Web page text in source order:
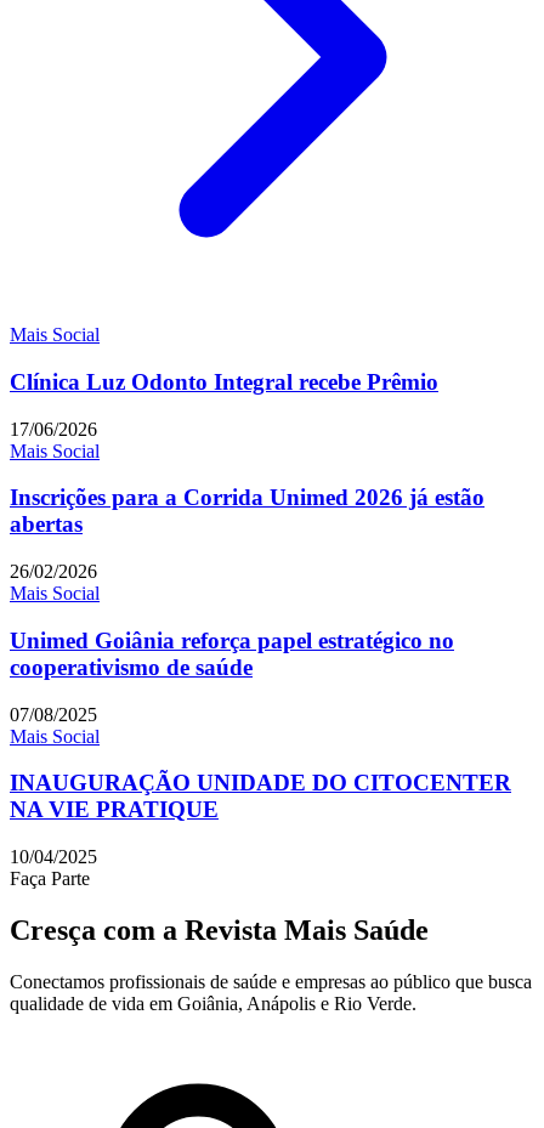
Mais Social
Clínica Luz Odonto Integral recebe Prêmio
17/06/2026
Mais Social
Inscrições para a Corrida Unimed 2026 já estão
abertas
26/02/2026
Mais Social
Unimed Goiânia reforça papel estratégico no
cooperativismo de saúde
07/08/2025
Mais Social
INAUGURAÇÃO UNIDADE DO CITOCENTER
NA VIE PRATIQUE
10/04/2025
Faça Parte
Cresça com a Revista Mais Saúde
Conectamos profissionais de saúde e empresas ao público que busca
qualidade de vida em Goiânia, Anápolis e Rio Verde.